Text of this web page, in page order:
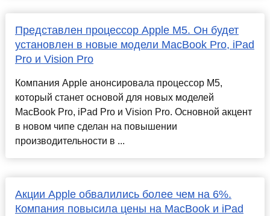
Представлен процессор Apple M5. Он будет
установлен в новые модели MacBook Pro, iPad
Pro и Vision Pro
Компания Apple анонсировала процессор M5,
который станет основой для новых моделей
MacBook Pro, iPad Pro и Vision Pro. Основной акцент
в новом чипе сделан на повышении
производительности в ...
Акции Apple обвалились более чем на 6%.
Компания повысила цены на MacBook и iPad